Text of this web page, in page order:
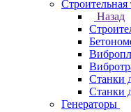
Строительная
Назад
Станки
Станки
Генераторы